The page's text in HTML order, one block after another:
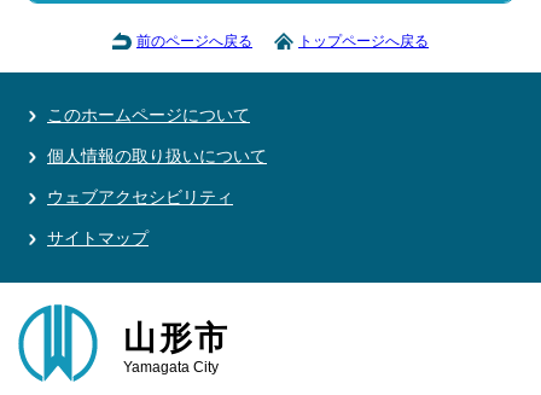
前のページへ戻る トップページへ戻る
このホームページについて
個人情報の取り扱いについて
ウェブアクセシビリティ
サイトマップ
山形市
Yamagata City